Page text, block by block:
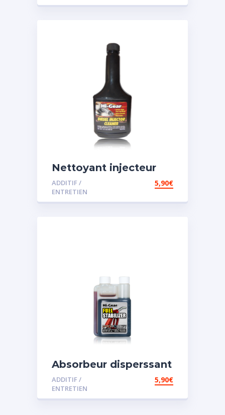
Nettoyant injecteur
diesel
ADDITIF /
ENTRETIEN
5,90€
Absorbeur disperssant
d’eau pour carburant
ADDITIF /
ENTRETIEN
5,90€